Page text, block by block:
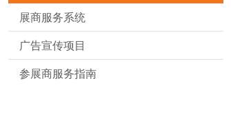
展商服务系统
广告宣传项目
参展商服务指南